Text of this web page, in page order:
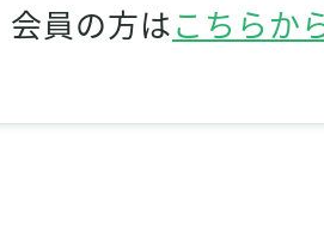
会員の方はこちらか